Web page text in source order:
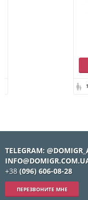
TELEGRAM:
+38 (096) 606-08-28
ПЕРЕЗВОНИТЕ МНЕ